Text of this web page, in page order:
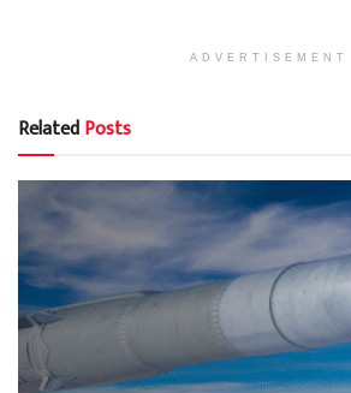
ADVERTISEMENT
RelatedPosts